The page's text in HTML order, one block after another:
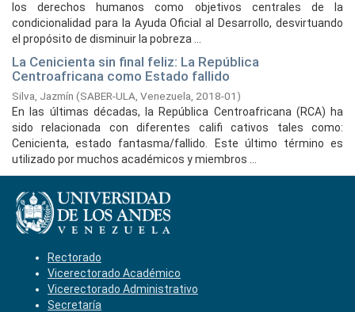
los derechos humanos como objetivos centrales de la
condicionalidad para la Ayuda Oficial al Desarrollo, desvirtuando
el propósito de disminuir la pobreza ...
La Cenicienta sin final feliz: La República
Centroafricana como Estado fallido
Silva, Jazmín (SABER-ULA, Venezuela, 2018-01)
En las últimas décadas, la República Centroafricana (RCA) ha
sido relacionada con diferentes califi cativos tales como:
Cenicienta, estado fantasma/fallido. Este último término es
utilizado por muchos académicos y miembros ...
Rectorado
Vicerectorado Académico
Vicerectorado Administrativo
Secretaría